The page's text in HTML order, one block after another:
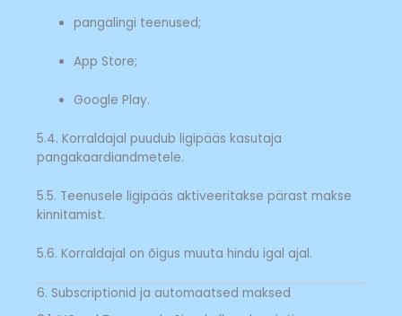
pangalingi teenused;
App Store;
Google Play.
5.4. Korraldajal puudub ligipääs kasutaja
pangakaardiandmetele.
5.5. Teenusele ligipääs aktiveeritakse pärast makse
kinnitamist.
5.6. Korraldajal on õigus muuta hindu igal ajal.
6. Subscriptionid ja automaatsed maksed